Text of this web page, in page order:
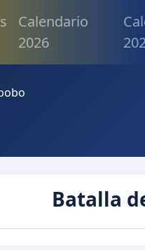
Calendario
2026
Batalla